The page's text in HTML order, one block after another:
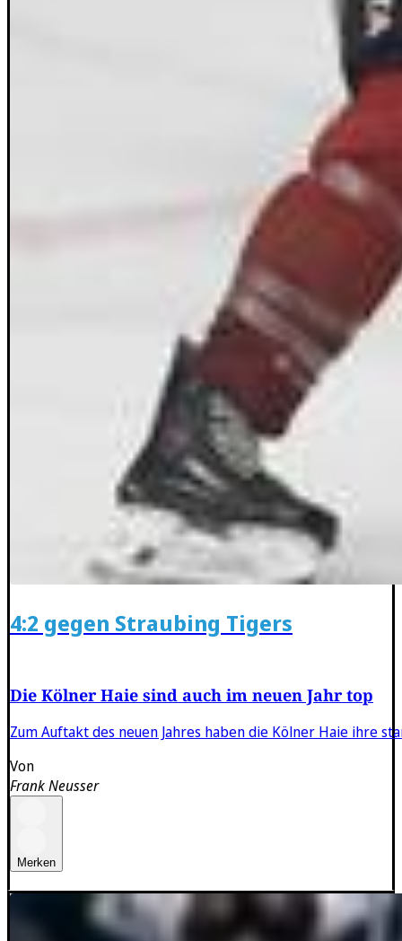
4:2 gegen Straubing Tigers
Die Kölner Haie sind auch im neuen Jahr top
Zum Auftakt des neuen Jahres haben die Kölner Haie ihre
Von
Frank Neusser
Merken